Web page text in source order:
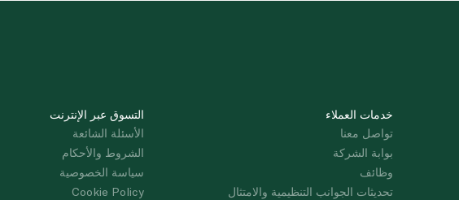
التسوق عبر الإنترنت
الأسئلة الشائعة
الشروط والأحكام
سياسة الخصوصية
Cookie Policy
خدمات العملاء
تواصل معنا
بوابة الشركة
وظائف
تحديثات الجوانب التنظيمية والامتثال